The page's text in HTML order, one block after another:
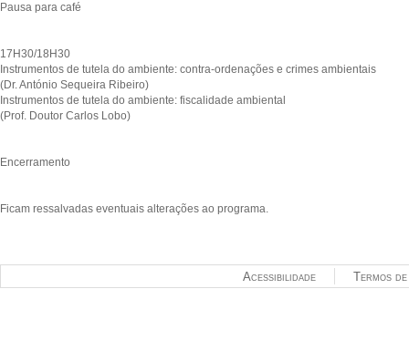
Pausa para café
17H30/18H30
Instrumentos de tutela do ambiente: contra-ordenações e crimes ambientais
(Dr. António Sequeira Ribeiro)
Instrumentos de tutela do ambiente: fiscalidade ambiental
(Prof. Doutor Carlos Lobo)
Encerramento
Ficam ressalvadas eventuais alterações ao programa.
Termos
Acessibilidade